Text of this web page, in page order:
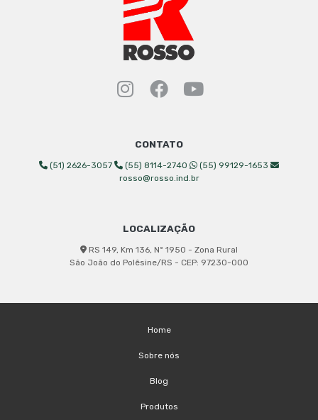
Instagram Rosso
Facebook Rosso
YouTube
CONTATO
(51) 2626-3057 (55) 8114-2740
(55) 99129-1653
rosso@rosso.ind.br
LOCALIZAÇÃO
RS 149, Km 136, Nº 1950 - Zona Rural
São João do Polêsine/RS - CEP: 97230-000
Home
Sobre nós
Blog
Produtos